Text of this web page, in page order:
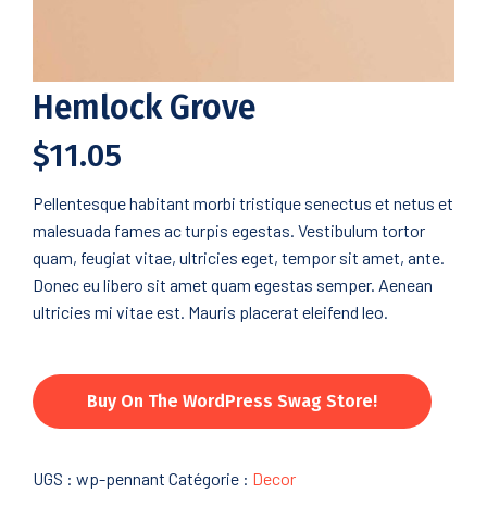
Hemlock Grove
$11.05
Pellentesque habitant morbi tristique senectus et netus et
malesuada fames ac turpis egestas. Vestibulum tortor
quam, feugiat vitae, ultricies eget, tempor sit amet, ante.
Donec eu libero sit amet quam egestas semper. Aenean
ultricies mi vitae est. Mauris placerat eleifend leo.
Buy On The WordPress Swag Store!
UGS : wp-pennant Catégorie : Decor